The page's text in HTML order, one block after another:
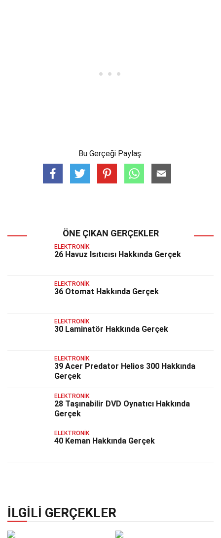
Bu Gerçeği Paylaş:
ÖNE ÇIKAN GERÇEKLER
ELEKTRONIK
26 Havuz Isıtıcısı Hakkında Gerçek
ELEKTRONIK
36 Otomat Hakkında Gerçek
ELEKTRONIK
30 Laminatör Hakkında Gerçek
ELEKTRONIK
39 Acer Predator Helios 300 Hakkında
Gerçek
ELEKTRONIK
28 Taşınabilir DVD Oynatıcı Hakkında
Gerçek
ELEKTRONIK
40 Keman Hakkında Gerçek
İLGILI GERÇEKLER